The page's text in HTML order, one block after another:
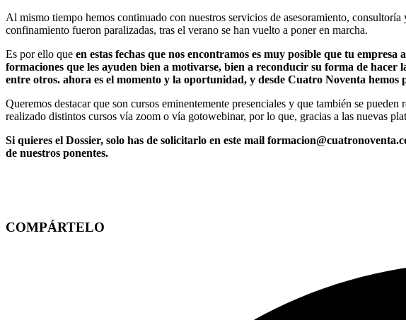
Al mismo tiempo hemos continuado con nuestros servicios de asesoramiento,
confinamiento fueron paralizadas, tras el verano se han vuelto a poner en marcha.
Es por ello que en estas fechas que nos encontramos es muy posible que tu
formaciones que les ayuden bien a motivarse, bien a reconducir su forma de
entre otros. ahora es el momento y la oportunidad, y desde Cuatro Noventa
Queremos destacar que son cursos eminentemente presenciales y que también se
realizado distintos cursos vía zoom o vía gotowebinar, por lo que, gracias a las nuevas
Si quieres el Dossier, solo has de solicitarlo en este mail
de nuestros ponentes.
COMPÁRTELO